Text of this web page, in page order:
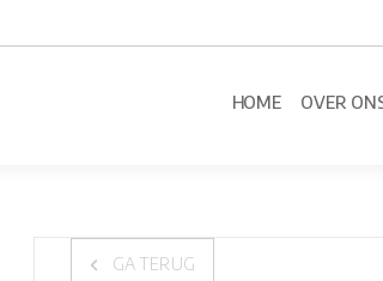
HOME OVER
GA TERUG